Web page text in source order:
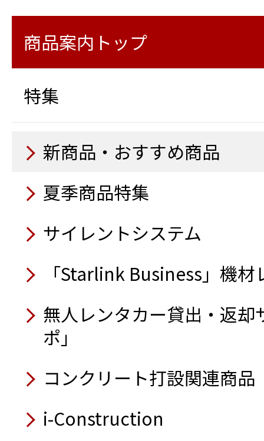
LED投光機6灯式
LED投光機4灯（2灯×2）
9月
衛星インターネットサー
ーリンク）」
トイレカー
ラジコン草刈機 神刈
半自動ロボット低床式重
ーダー®」
7月
Business（スターリンク
鉄筋出来形自動検測シス
システムModely）
9月
吸排水掃除機100
発電機自動運転盤
8月
自律型掃除ロボット
コ®セーフティゲート）
7月
10月
ドライブレコーダー CS-
9月
レイアウトツール自動墨
電動追従運搬台車フォロ
8月
電動ハンドトロウェル
コードレス式バイブレー
アルミ製型枠
ブーム旋回時走行警告シ
電動ランマー
9月
電動階段運搬車
アルミ製台車（アルカー
8月
スタンションダンプ2.7t
ラジコン草刈機 神刈
7月
Safety Training System
路安全教育編）
高所作業車 スーパーデッ
大型橋梁点検車
10月
トラック感知柵
除菌蛍光ライト
9月
オフグリッドシステム搭
オフグリッドシステム搭
（軽バン仕様）
ガラ処理機／可搬式
ロボットクリーナー マキ
11月
除菌蛍光ライト
アクアジャスター
10月
ハイブリッド発電機
9月
回転灯（人感仕様）
自動玉外し装置
吸遮音パネル
LEDビジョンカー
特殊発電機
11月
自走式木材破砕機
10月
ラインドラゴン（コンク
トロウェル／騎乗式
スクリード
可視光通信装置 i-MAJUN
Safety Training System
業車編・感電編・バック
商品案内トップ
特集
新商品・おすすめ商品
夏季商品特集
サイレントシステム
「Starlink Business」機
無人レンタカー貸出・返却
ポ」
コンクリート打設関連商品
i-Construction